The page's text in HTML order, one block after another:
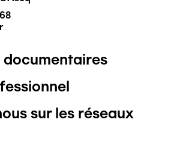
documentaires
sur les réseaux